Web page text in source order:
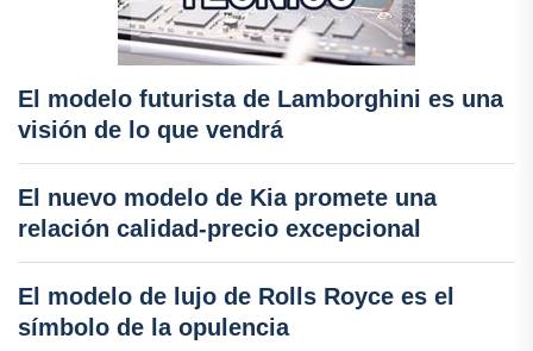
El modelo futurista de Lamborghini es una
visión de lo que vendrá
El nuevo modelo de Kia promete una
relación calidad-precio excepcional
El modelo de lujo de Rolls Royce es el
símbolo de la opulencia